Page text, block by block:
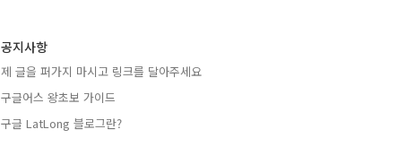
글
공지사항
제 글을 퍼가지 마시고 링크를 달아주세요
구글어스 왕초보 가이드
구글 LatLong 블로그란?